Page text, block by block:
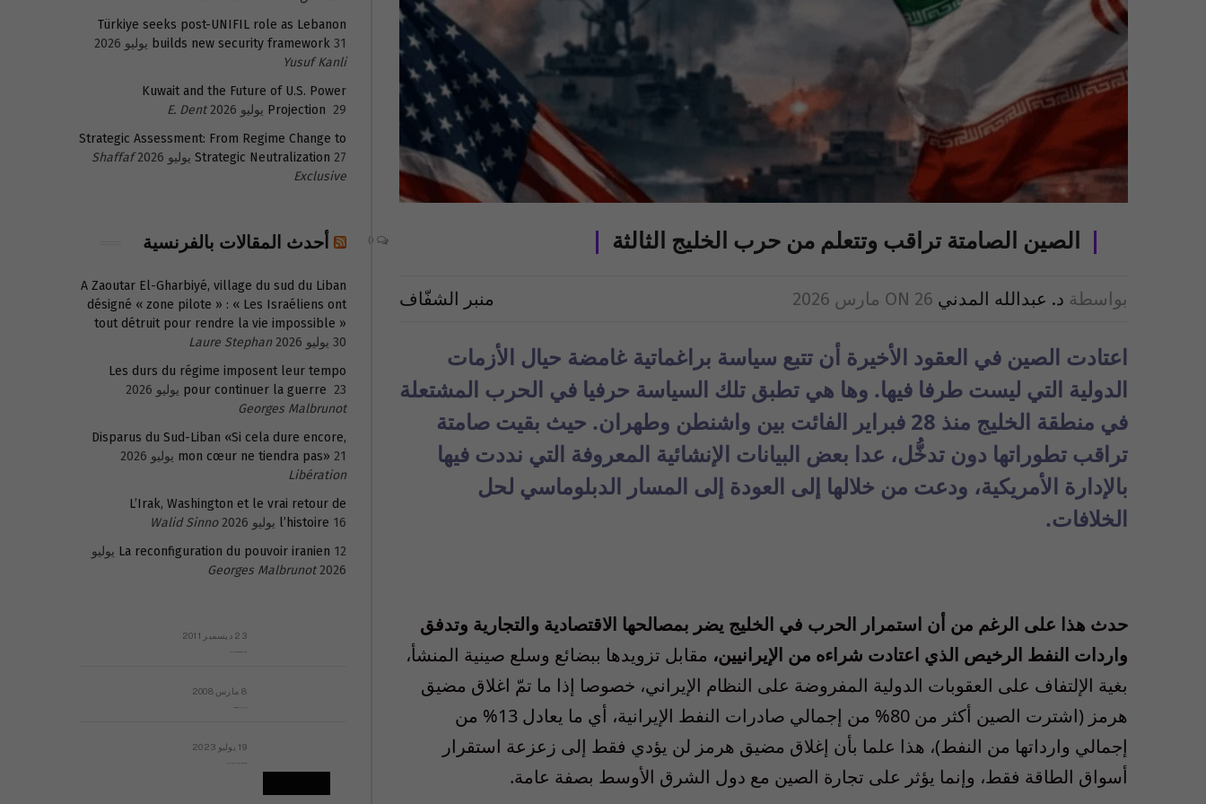
الصين الصامتة تراقب وتتعلم من حرب الخليج الثالثة
بواسطة د. عبدالله المدني ON 26 مارس 2026 منبر الشفّاف
اعتادت الصين في العقود الأخيرة أن تتبع سياسة براغماتية غامضة حيال الأزمات
الدولية التي ليست طرفا فيها. وها هي تطبق تلك السياسة حرفيا في الحرب المشتعلة
في منطقة الخليج منذ 28 فبراير الفائت بين واشنطن وطهران
. حيث بقيت صامتة
تراقب تطوراتها دون تدخُّل، عدا بعض البيانات الإنشائية المعروفة التي نددت فيها
بالإدارة الأمريكية، ودعت من خلالها إلى العودة إلى المسار الدبلوماسي لحل
الخلافات.
حدث هذا على الرغم من أن استمرار الحرب في الخليج يضر بمصالحها الاقتصادية والتجارية وتدفق
واردات النفط الرخيص الذي اعتادت شراءه من الإيرانيين، مقابل تزويدها ببضائع وسلع صينية المنشأ،
بغية الإلتفاف على العقوبات الدولية المفروضة على النظام الإيراني، خصوصا إذا ما تمّ اغلاق مضيق
هرمز (اشترت الصين أكثر من 80% من إجمالي صادرات
النفط الإيرانية، أي ما يعادل 13% من
إجمالي وارداتها من النفط)، هذا علما بأن إغلاق مضيق هرمز لن يؤدي فقط إلى زعزعة استقرار
أسواق الطاقة فقط، وإنما يؤثر على تجارة الصين مع دول الشرق الأوسط بصفة عامة.
Türkiye seeks post-UNIFIL role as Lebanon
builds new security framework 31 يوليو 2026
Yusuf Kanli
Kuwait and the Future of U.S. Power
Projection 29 يوليو 2026
E. Dent
Strategic Assessment: From Regime Change to
Strategic Neutralization 27 يوليو 2026
Shaffaf
Exclusive
أحدث المقالات بالفرنسية
A Zaoutar El-Gharbiyé, village du sud du Liban
désigné « zone pilote » : « Les Israéliens ont
tout détruit pour rendre la vie impossible »
30 يوليو 2026
Laure Stephan
Les durs du régime imposent leur tempo
pour continuer la guerre 23 يوليو 2026
Georges Malbrunot
Disparus du Sud-Liban «Si cela dure encore,
mon cœur ne tiendra pas» 21 يوليو 2026
Libération
L’Irak, Washington et le vrai retour de
l’histoire 16 يوليو 2026
Walid Sinno
La reconfiguration du pouvoir iranien 12 يوليو
2026
Georges Malbrunot
23 ديسمبر 2011
8 مارس 2008
19 يوليو 2023